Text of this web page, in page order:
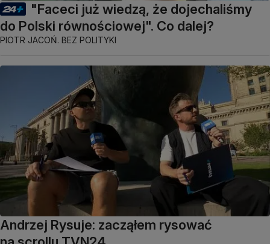
"Faceci już wiedzą, że dojechaliśmy
do Polski równościowej". Co dalej?
PIOTR JACOŃ. BEZ POLITYKI
Andrzej Rysuje: zacząłem rysować